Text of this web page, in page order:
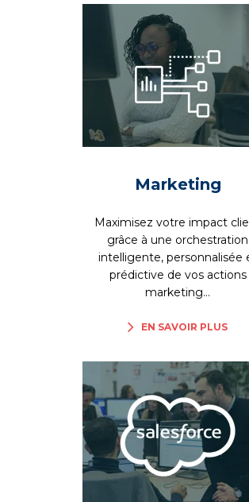
Marketing
Maximisez votre impact
grâce à une orchestration
intelligente, personnalisée
prédictive de vos actions
marketing...
EN SAVOIR PLUS